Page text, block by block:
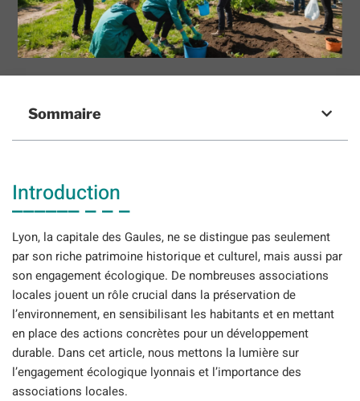
Sommaire
Introduction
Lyon, la capitale des Gaules, ne se distingue pas seulement
par son riche patrimoine historique et culturel, mais aussi par
son engagement écologique. De nombreuses associations
locales jouent un rôle crucial dans la préservation de
l’environnement, en sensibilisant les habitants et en mettant
en place des actions concrètes pour un développement
durable. Dans cet article, nous mettons la lumière sur
l’engagement écologique lyonnais et l’importance des
associations locales.